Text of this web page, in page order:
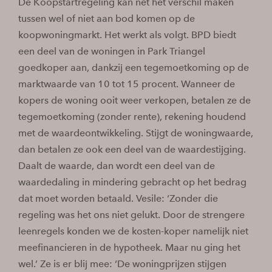
tussen wel of niet aan bod komen op de
koopwoningmarkt. Het werkt als volgt. BPD biedt
een deel van de woningen in Park Triangel
goedkoper aan, dankzij een tegemoetkoming op de
marktwaarde van 10 tot 15 procent. Wanneer de
kopers de woning ooit weer verkopen, betalen ze de
tegemoetkoming (zonder rente), rekening houdend
met de waardeontwikkeling. Stijgt de woningwaarde,
dan betalen ze ook een deel van de waardestijging.
Daalt de waarde, dan wordt een deel van de
waardedaling in mindering gebracht op het bedrag
dat moet worden betaald. Vesile: ‘Zonder die
regeling was het ons niet gelukt. Door de strengere
leenregels konden we de kosten-koper namelijk niet
meefinancieren in de hypotheek. Maar nu ging het
wel.’ Ze is er blij mee: ‘De woningprijzen stijgen